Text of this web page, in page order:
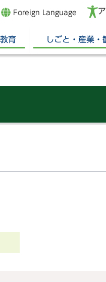
Foreign Language
育 しごと・産業・